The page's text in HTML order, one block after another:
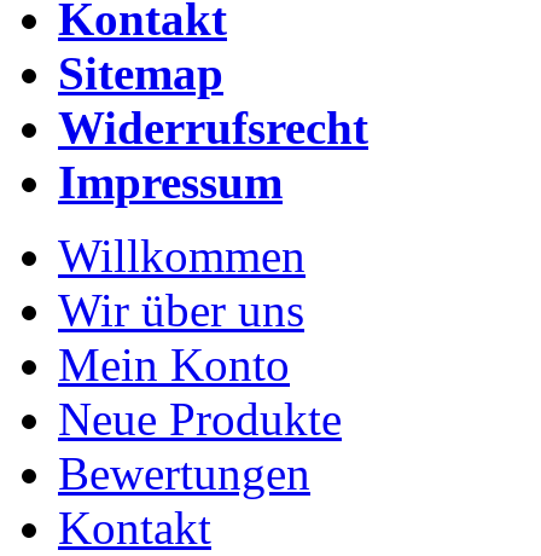
Kontakt
Sitemap
Widerrufsrecht
Impressum
Willkommen
Wir über uns
Mein Konto
Neue Produkte
Bewertungen
Kontakt